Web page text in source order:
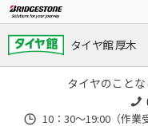
タイヤ館 厚木
タイヤのこと
10：30～19:00（作業